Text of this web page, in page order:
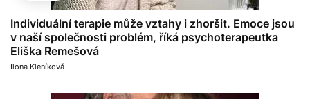
Individuální terapie může vztahy i zhoršit. Emoce jsou
v naší společnosti problém, říká psychoterapeutka
Eliška Remešová
Ilona Kleníková